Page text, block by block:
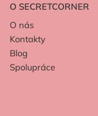
O SECRETCORNER
O nás
Kontakty
Blog
Spolupráce